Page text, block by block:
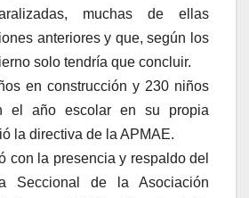
muchas de ellas
anteriores y que, según los
solo tendría que concluir.
en construcción y 230 niños
el año escolar en su propia
la directiva de la APMAE.
con la presencia y respaldo del
Seccional de la Asociación